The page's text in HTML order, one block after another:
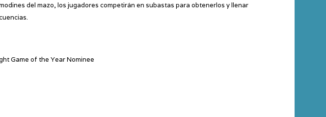
del mazo, los jugadores competirán en subastas para obtenerlos y llenar
Game of the Year Nominee